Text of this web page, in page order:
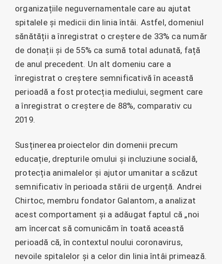
organizațiile neguvernamentale care au ajutat
spitalele și medicii din linia întâi. Astfel, domeniul
sănătății a înregistrat o creștere de 33% ca număr
de donații și de 55% ca sumă total adunată, față
de anul precedent. Un alt domeniu care a
înregistrat o creștere semnificativă în această
perioadă a fost protecția mediului, segment care
a înregistrat o creștere de 88%, comparativ cu
2019.
Susținerea proiectelor din domenii precum
educație, drepturile omului și incluziune socială,
protecția animalelor și ajutor umanitar a scăzut
semnificativ în perioada stării de urgență. Andrei
Chirtoc, membru fondator Galantom, a analizat
acest comportament și a adăugat faptul că „noi
am încercat să comunicăm în toată această
perioadă că, în contextul noului coronavirus,
nevoile spitalelor și a celor din linia întâi primează.